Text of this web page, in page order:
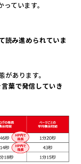
ています。
読み進められていま
あります。
葉で発信していき